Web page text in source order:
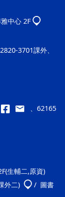
中心 2F
3701課外、
、62165
生輔二,原資)
外二)
/ 圖書